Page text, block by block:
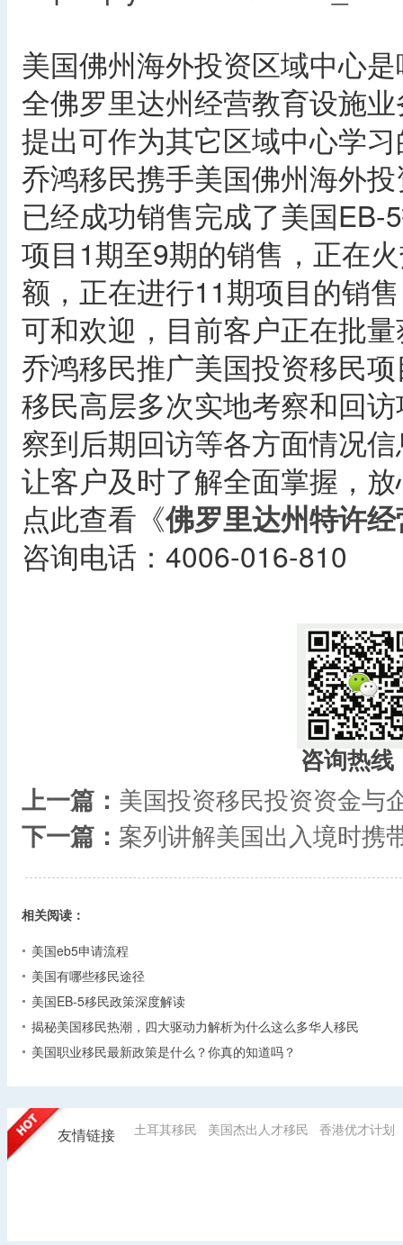
美国佛州海外投资区域中心
全佛罗里达州经营教育设施
提出可作为其它区域中心学
乔鸿移民携手美国佛州海外
已经成功销售完成了美国
项目1期至9期的销售，正在
额，正在进行11期项目的销
可和欢迎，目前客户正在批
乔鸿移民推广美国投资移民
移民高层多次实地考察和回
察到后期回访等各方面情况
让客户及时了解全面掌握，
点此查看《佛罗里达州特许
咨询电话：4006-016-810
咨询热线
上一篇： 美国投资移民投资资金与
下一篇： 案列讲解美国出入境时携
相关阅读：
美国eb5申请流程
美国有哪些移民途径
美国EB-5移民政策深度解读
揭秘美国移民热潮，四大驱动力解析为什么这么多华人移民
美国职业移民最新政策是什么？你真的知道吗？
友情链接 土耳其移民 美国杰出人才移民 香港优才计划